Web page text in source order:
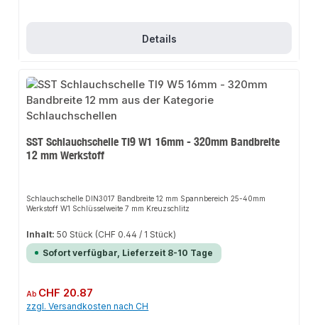
Details
SST Schlauchschelle TI9 W1 16mm - 320mm Bandbreite
12 mm Werkstoff
Schlauchschelle DIN3017 Bandbreite 12 mm Spannbereich 25-40mm
Werkstoff W1 Schlüsselweite 7 mm Kreuzschlitz
Inhalt:50 Stück (CHF 0.44 / 1 Stück)
Sofort verfügbar, Lieferzeit 8-10 Tage
Regulärer Preis:
Ab CHF 20.87
zzgl. Versandkosten nach CH